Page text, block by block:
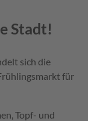
Stadt!
sich die
für
Topf- und